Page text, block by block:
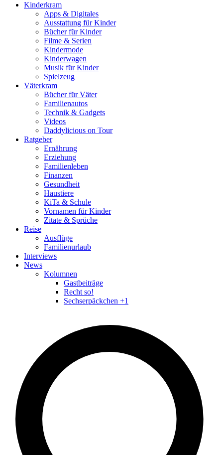
Kinderkram
Apps & Digitales
Ausstattung für Kinder
Bücher für Kinder
Filme & Serien
Kindermode
Kinderwagen
Musik für Kinder
Spielzeug
Väterkram
Bücher für Väter
Familienautos
Technik & Gadgets
Videos
Daddylicious on Tour
Ratgeber
Ernährung
Erziehung
Familienleben
Finanzen
Gesundheit
Haustiere
KiTa & Schule
Vornamen für Kinder
Zitate & Sprüche
Reise
Ausflüge
Familienurlaub
Interviews
News
Kolumnen
Gastbeiträge
Recht so!
Sechserpäckchen +1